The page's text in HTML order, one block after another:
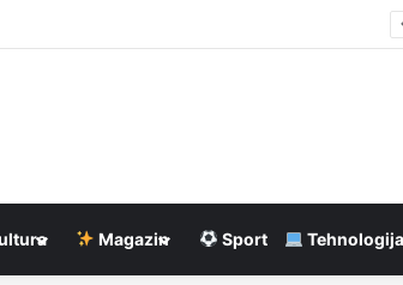
Magazin Sport Tehnologija